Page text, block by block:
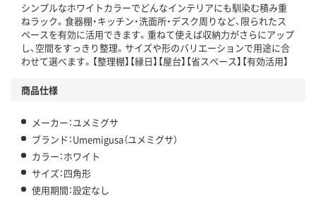
シンプルなホワイトカラーでどんなインテリアにも馴染む積み重
ねラック。食器棚・キッチン・洗面所・デスク周りなど、限られたス
ペースを有効に活用できます。重ねて使えば収納力がさらにアップ
し、空間をすっきり整理。サイズや形のバリエーションで用途に合
わせて選べます。【整理棚】【縁日】【屋台】【省スペース】【有効活用】
商品仕様
メーカー：ユメミグサ
ブランド：Umemigusa（ユメミグサ）
カラー：ホワイト
サイズ：四角形
使用期間：設定なし